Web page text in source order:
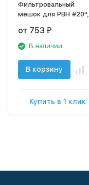
Фильтровальный
мешок для PBH #20",
от 753 ₽
В наличии
В корзину
Купить в 1 клик